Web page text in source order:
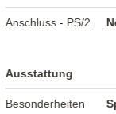
Anschluss - PS/2
Ausstattung
Besonderheiten